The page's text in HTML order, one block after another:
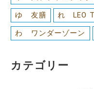
ゆ 友膳 れ LEO
わ ワンダーゾーン
カテゴリー